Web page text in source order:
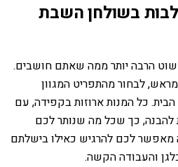
בשולחן השבת
הרבה יותר ממה שאתם חושבים.
לבחור מהתפריט המגוון
כל המנות ארוזות בקפידה, עם
להבנה, כך שכל מה שנותר לכם
מאפשר לכם להרגיש כאילו בישלתם
והעבודה הקשה.